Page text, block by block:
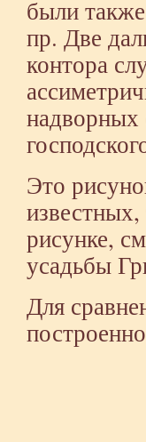
были
пр. Две
контора
надворных
Это
рисунке,
усадьбы
Для